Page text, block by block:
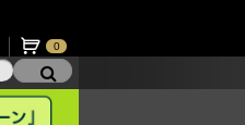
0